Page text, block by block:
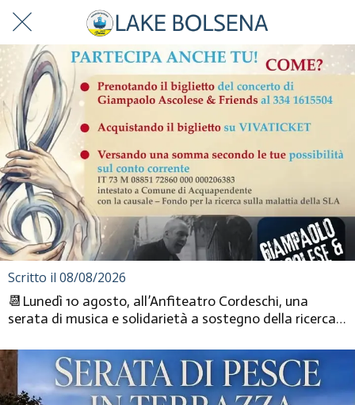
Scritto il 08/08/2026
📆Lunedì 10 agosto, all’Anfiteatro Cordeschi, una
serata di musica e solidarietà a sostegno della ricerca